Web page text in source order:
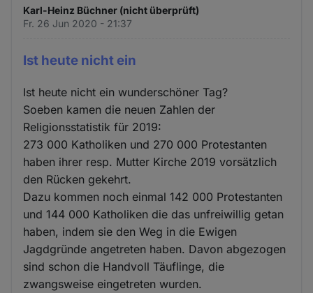
Karl-Heinz Büchner (nicht überprüft)
Fr. 26 Jun 2020 - 21:37
Ist heute nicht ein
Ist heute nicht ein wunderschöner Tag?
Soeben kamen die neuen Zahlen der
Religionsstatistik für 2019:
273 000 Katholiken und 270 000 Protestanten
haben ihrer resp. Mutter Kirche 2019 vorsätzlich
den Rücken gekehrt.
Dazu kommen noch einmal 142 000 Protestanten
und 144 000 Katholiken die das unfreiwillig getan
haben, indem sie den Weg in die Ewigen
Jagdgründe angetreten haben. Davon abgezogen
sind schon die Handvoll Täuflinge, die
zwangsweise eingetreten wurden.